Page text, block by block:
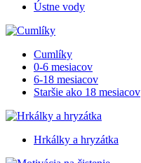
Ústne vody
Cumlíky
0-6 mesiacov
6-18 mesiacov
Staršie ako 18 mesiacov
Hrkálky a hryzátka